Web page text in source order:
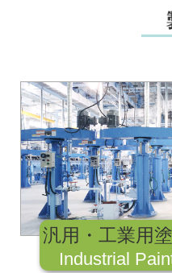
汎用・工業用
Industrial